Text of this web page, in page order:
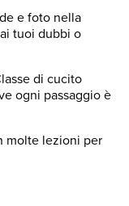
e foto nella
tuoi dubbi o
di cucito
ogni passaggio è
molte lezioni per